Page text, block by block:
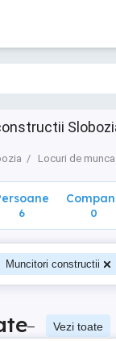
Locuri de munca
6 0
Muncitori constructii
– Vezi toate